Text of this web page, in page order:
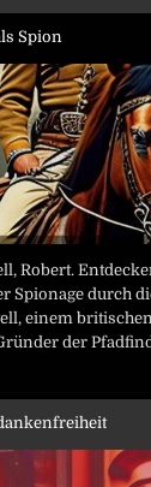
Spion
Robert.
Spionage durch
einem
der